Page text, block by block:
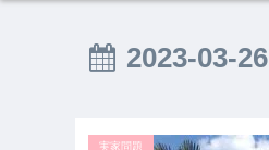
2023-03-26
実家問題